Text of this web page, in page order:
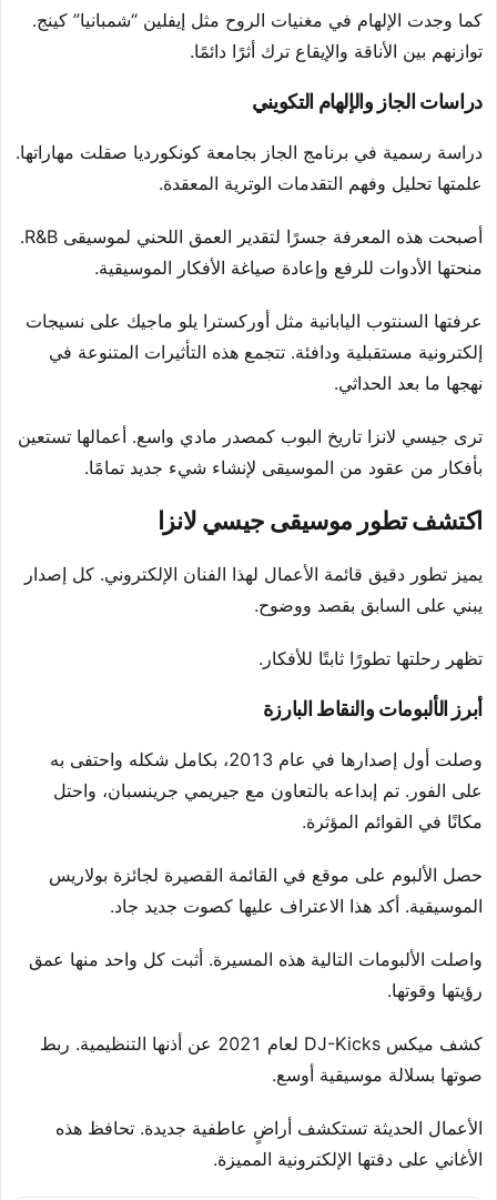
كما وجدت الإلهام في مغنيات الروح مثل إيفلين “شمبانيا” كينج.
توازنهم بين الأناقة والإيقاع ترك أثرًا دائمًا.
دراسات الجاز والإلهام التكويني
دراسة رسمية في برنامج الجاز بجامعة كونكورديا صقلت مهاراتها.
علمتها تحليل وفهم التقدمات الوترية المعقدة.
أصبحت هذه المعرفة جسرًا لتقدير العمق اللحني لموسيقى R&B.
منحتها الأدوات للرفع وإعادة صياغة الأفكار الموسيقية.
عرفتها السنتوب اليابانية مثل أوركسترا يلو ماجيك على نسيجات
إلكترونية مستقبلية ودافئة. تتجمع هذه التأثيرات المتنوعة في
نهجها ما بعد الحداثي.
ترى جيسي لانزا تاريخ البوب كمصدر مادي واسع. أعمالها تستعين
بأفكار من عقود من الموسيقى لإنشاء شيء جديد تمامًا.
اكتشف تطور موسيقى جيسي لانزا
يميز تطور دقيق قائمة الأعمال لهذا الفنان الإلكتروني. كل إصدار
يبني على السابق بقصد ووضوح.
تظهر رحلتها تطورًا ثابتًا للأفكار.
أبرز الألبومات والنقاط البارزة
وصلت أول إصدارها في عام 2013، بكامل شكله واحتفى به
على الفور. تم إبداعه بالتعاون مع جيريمي جرينسبان، واحتل
مكانًا في القوائم المؤثرة.
حصل الألبوم على موقع في القائمة القصيرة لجائزة بولاريس
الموسيقية. أكد هذا الاعتراف عليها كصوت جديد جاد.
واصلت الألبومات التالية هذه المسيرة. أثبت كل واحد منها عمق
رؤيتها وقوتها.
كشف ميكس DJ-Kicks لعام 2021 عن أذنها التنظيمية. ربط
صوتها بسلالة موسيقية أوسع.
الأعمال الحديثة تستكشف أراضٍ عاطفية جديدة. تحافظ هذه
الأغاني على دقتها الإلكترونية المميزة.